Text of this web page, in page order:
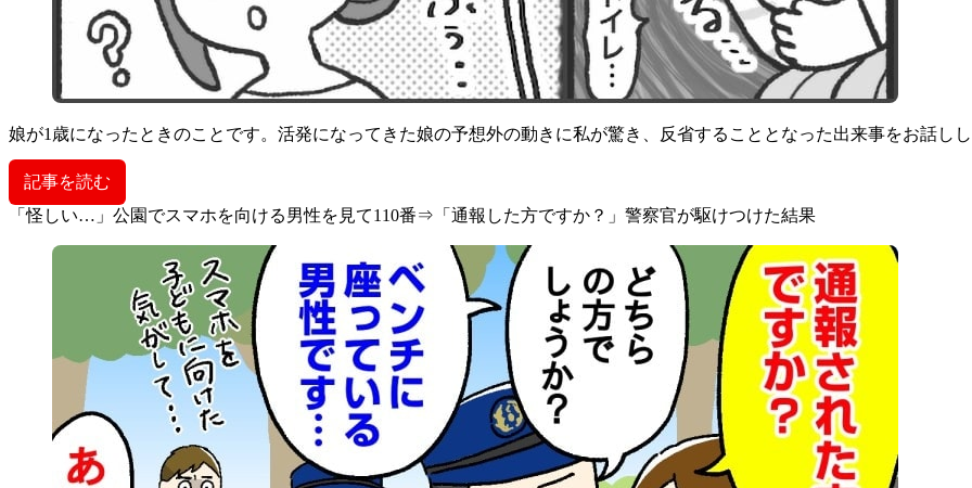
娘が1歳になったときのことです。活発になってきた娘の予想外の動きに私が驚き、反省することとなった出来事をお話し
記事を読む
「怪しい…」公園でスマホを向ける男性を見て110番⇒「通報した方ですか？」警察官が駆けつけた結果